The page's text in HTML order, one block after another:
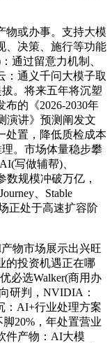
或办事。支持大模
、决策、施行等功能
通过留意力机制、
：通义千问大模子取
。将来五年将沉塑
的《2026-2030年
演讲》预测阐发文
处置，降低质检成本
。市场体量稳步攀
写做辅帮)、
数规模冲破万亿，
、Stable
正处于高速扩容阶
物市场展示出兴旺
的投资机遇正在哪
必选Walker(商用办
研判，NVIDIA：
：AI+行业处理方案
20%，年处置营业
件产物：AI大模